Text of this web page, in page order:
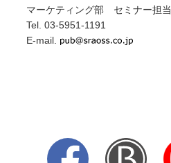
マーケティング部 セミナー担当
Tel. 03-5951-1191
E-mail.